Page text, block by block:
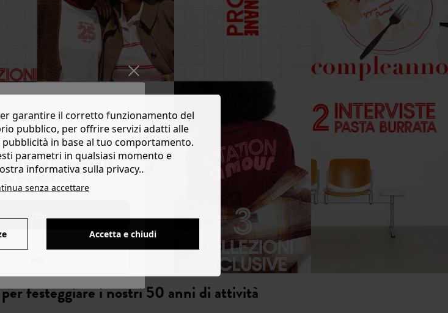
to be redirected to
festeggiare i nostri 50 anni di attività
garantire il corretto funzionamento del
pubblico, per offrire servizi adatti alle
in base al tuo comportamento.
parametri in qualsiasi momento e
informativa sulla privacy..
senza accettare
Accetta e chiudi